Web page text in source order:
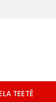
TEETÉ